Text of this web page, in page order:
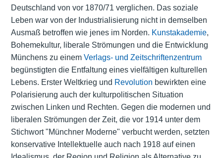
Deutschland von vor 1870/71 verglichen. Das soziale
Leben war von der Industrialisierung nicht in demselben
Ausmaß betroffen wie jenes im Norden. Kunstakademie,
Bohemekultur, liberale Strömungen und die Entwicklung
Münchens zu einem Verlags- und Zeitschriftenzentrum
begünstigten die Entfaltung eines vielfältigen kulturellen
Lebens. Erster Weltkrieg und Revolution bewirkten eine
Polarisierung auch der kulturpolitischen Situation
zwischen Linken und Rechten. Gegen die modernen und
liberalen Strömungen der Zeit, die vor 1914 unter dem
Stichwort "Münchner Moderne" verbucht werden, setzten
konservative Intellektuelle auch nach 1918 auf einen